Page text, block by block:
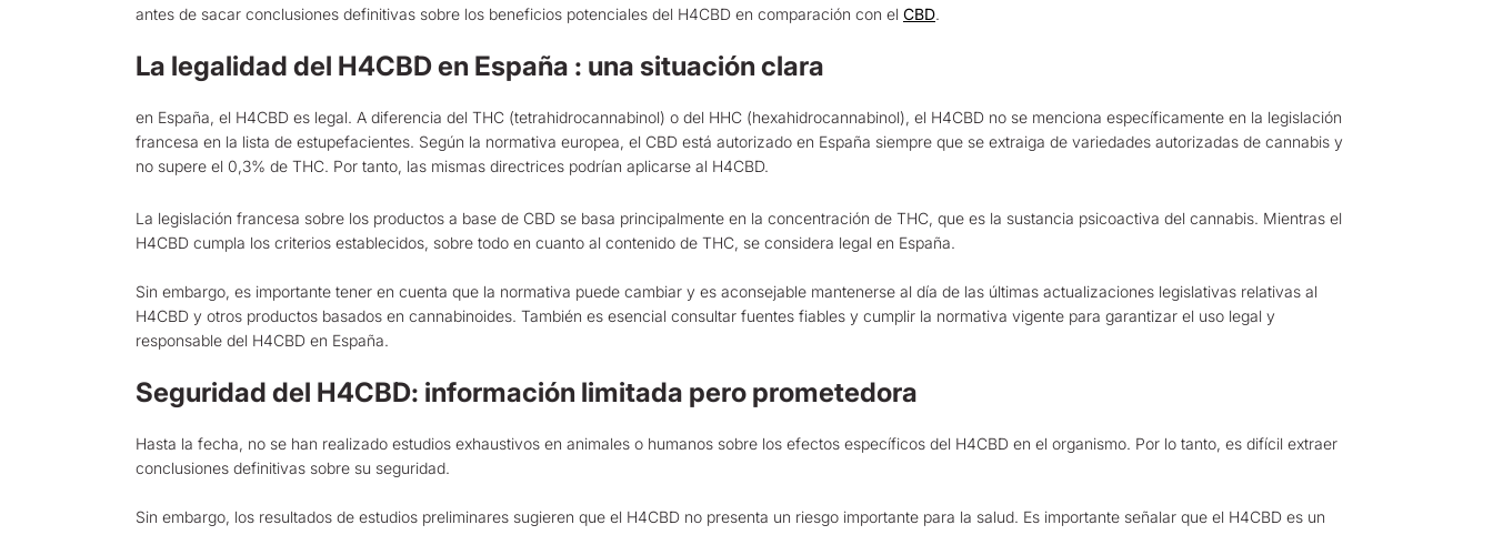
antes de sacar conclusiones definitivas sobre los beneficios potenciales del H4CBD en comparación con el CBD.
La legalidad del H4CBD en España : una situación clara
en España, el H4CBD es legal. A diferencia del THC (tetrahidrocannabinol) o del HHC (hexahidrocannabinol), el H4CBD no se menciona específicamente en la legislación
francesa en la lista de estupefacientes. Según la normativa europea, el CBD está autorizado en España siempre que se extraiga de variedades autorizadas de cannabis y
no supere el 0,3% de THC. Por tanto, las mismas directrices podrían aplicarse al H4CBD.
La legislación francesa sobre los productos a base de CBD se basa principalmente en la concentración de THC, que es la sustancia psicoactiva del cannabis. Mientras el
H4CBD cumpla los criterios establecidos, sobre todo en cuanto al contenido de THC, se considera legal en España.
Sin embargo, es importante tener en cuenta que la normativa puede cambiar y es aconsejable mantenerse al día de las últimas actualizaciones legislativas relativas al
H4CBD y otros productos basados en cannabinoides. También es esencial consultar fuentes fiables y cumplir la normativa vigente para garantizar el uso legal y
responsable del H4CBD en España.
Seguridad del H4CBD: información limitada pero prometedora
Hasta la fecha, no se han realizado estudios exhaustivos en animales o humanos sobre los efectos específicos del H4CBD en el organismo. Por lo tanto, es difícil extraer
conclusiones definitivas sobre su seguridad.
Sin embargo, los resultados de estudios preliminares sugieren que el H4CBD no presenta un riesgo importante para la salud. Es importante señalar que el H4CBD es un